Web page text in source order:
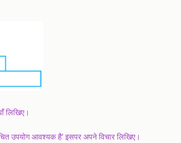
लिखिए।
उपयोग आवश्यक है’ इसपर अपने विचार लिखिए।